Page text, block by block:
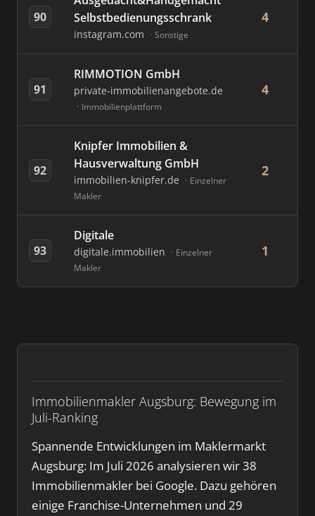
Immobilienmakler Augsburg: Bewegung im
Juli-Ranking
Spannende Entwicklungen im Maklermarkt
Augsburg: Im Juli 2026 analysieren wir 38
Immobilienmakler bei Google. Dazu gehören
einige Franchise-Unternehmen und 29
90
Selbstbedienungsschrank
instagram.com Sonstige
4
91
RIMMOTION GmbH
private-immobilienangebote.de
Immobilienplattform
4
92
Knipfer Immobilien &
Hausverwaltung GmbH
immobilien-knipfer.de
Einzelner
Makler
2
93
Digitale
digitale.immobilien
Einzelner
Makler
1